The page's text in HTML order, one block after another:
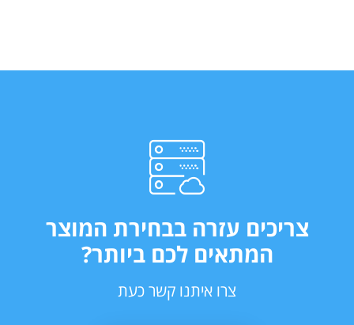
צריכים עזרה בבחירת המוצר
המתאים לכם ביותר?
צרו איתנו קשר כעת